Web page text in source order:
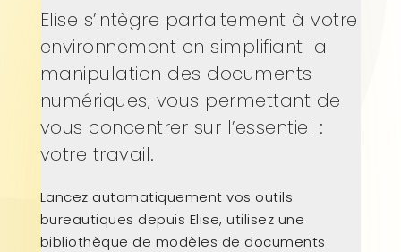
Elise s’intègre parfaitement à votre
environnement en simplifiant la
manipulation des documents
numériques, vous permettant de
vous concentrer sur l’essentiel :
votre travail.
Lancez automatiquement vos outils
bureautiques depuis Elise, utilisez une
bibliothèque de modèles de documents